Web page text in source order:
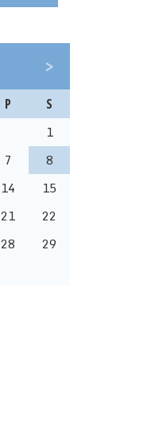
>
P S
1
7
8
14
15
21
22
28
29